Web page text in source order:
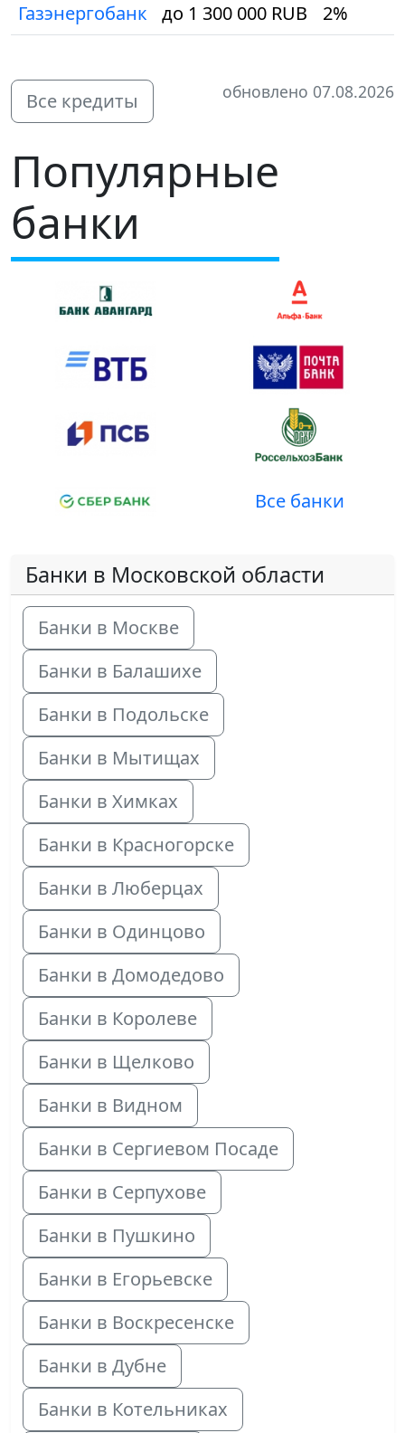
Газэнергобанк до 1 300 000 RUB 2%
Все кредиты обновлено 07.08.2026
Популярные
банки
Все банки
Банки в Московской области
Банки в Москве
Банки в Балашихе
Банки в Подольске
Банки в Мытищах
Банки в Химках
Банки в Красногорске
Банки в Люберцах
Банки в Одинцово
Банки в Домодедово
Банки в Королеве
Банки в Щелково
Банки в Видном
Банки в Сергиевом Посаде
Банки в Серпухове
Банки в Пушкино
Банки в Егорьевске
Банки в Воскресенске
Банки в Дубне
Банки в Котельниках